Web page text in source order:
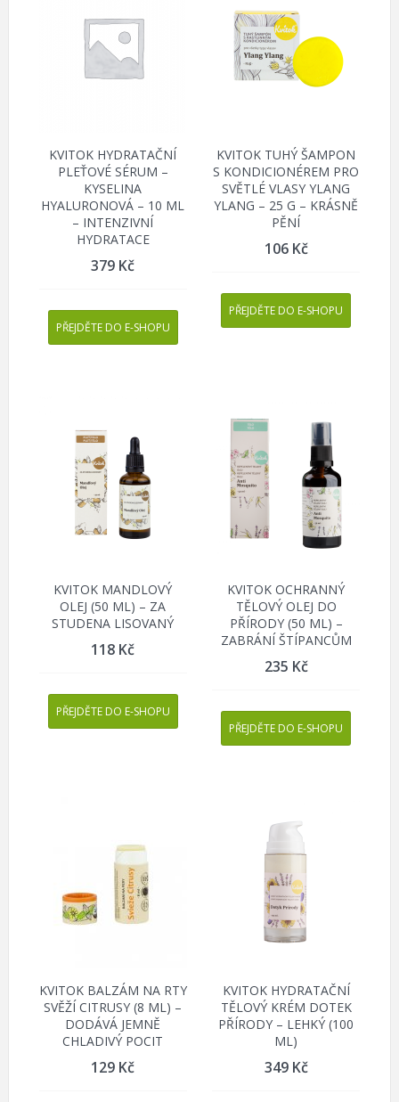
KVITOK HYDRATAČNÍ
PLEŤOVÉ SÉRUM –
KYSELINA
HYALURONOVÁ – 10 ML
– INTENZIVNÍ
HYDRATACE
379 Kč
PŘEJDĚTE DO E-SHOPU
KVITOK TUHÝ ŠAMPON
S KONDICIONÉREM PRO
SVĚTLÉ VLASY YLANG
YLANG – 25 G – KRÁSNĚ
PĚNÍ
106 Kč
PŘEJDĚTE DO E-SHOPU
KVITOK MANDLOVÝ
OLEJ (50 ML) – ZA
STUDENA LISOVANÝ
118 Kč
PŘEJDĚTE DO E-SHOPU
KVITOK OCHRANNÝ
TĚLOVÝ OLEJ DO
PŘÍRODY (50 ML) –
ZABRÁNÍ ŠTÍPANCŮM
235 Kč
PŘEJDĚTE DO E-SHOPU
KVITOK BALZÁM NA RTY
SVĚŽÍ CITRUSY (8 ML) –
DODÁVÁ JEMNĚ
CHLADIVÝ POCIT
129 Kč
KVITOK HYDRATAČNÍ
TĚLOVÝ KRÉM DOTEK
PŘÍRODY – LEHKÝ (100
ML)
349 Kč